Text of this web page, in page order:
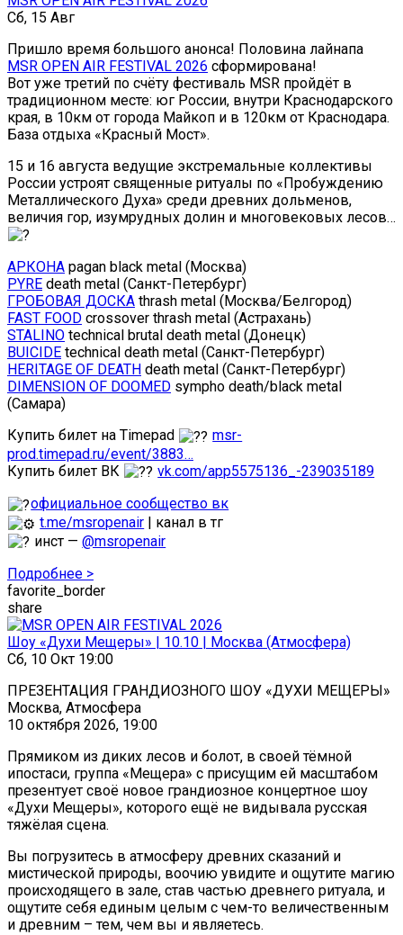
Сб, 15 Авг
Пришло время большого анонса! Половина лайнапа
MSR OPEN AIR FESTIVAL 2026 сформирована!
Вот уже третий по счёту фестиваль MSR пройдёт в
традиционном месте: юг России, внутри Краснодарского
края, в 10км от города Майкоп и в 120км от Краснодара.
База отдыха «Красный Мост».
15 и 16 августа ведущие экстремальные коллективы
России устроят священные ритуалы по «Пробуждению
Металлического Духа» среди древних дольменов,
величия гор, изумрудных долин и многовековых лесов…
АРКОНА pagan black metal (Москва)
PYRE death metal (Санкт-Петербург)
ГРОБОВАЯ ДОСКА thrash metal (Москва/Белгород)
FAST FOOD crossover thrash metal (Астрахань)
STALINO technical brutal death metal (Донецк)
BUICIDE technical death metal (Санкт-Петербург)
HERITAGE OF DEATH death metal (Санкт-Петербург)
DIMENSION OF DOOMED sympho death/black metal
(Самара)
Купить билет на Timepad
msr-
prod.timepad.ru/event/3883…
Купить билет ВК
vk.com/app5575136_-239035189
официальное сообщество вк
t.me/msropenair | канал в тг
инст —@msropenair
Подробнее >
favorite_border
share
Шоу «Духи Мещеры» | 10.10 | Москва (Атмосфера)
Сб, 10 Окт 19:00
ПРЕЗЕНТАЦИЯ ГРАНДИОЗНОГО ШОУ «ДУХИ МЕЩЕРЫ»
Москва, Атмосфера
10 октября 2026, 19:00
Прямиком из диких лесов и болот, в своей тёмной
ипостаси, группа «Мещера» с присущим ей масштабом
презентует своё новое грандиозное концертное шоу
«Духи Мещеры», которого ещё не видывала русская
тяжёлая сцена.
Вы погрузитесь в атмосферу древних сказаний и
мистической природы, воочию увидите и ощутите магию
происходящего в зале, став частью древнего ритуала, и
ощутите себя единым целым с чем-то величественным
и древним – тем, чем вы и являетесь.